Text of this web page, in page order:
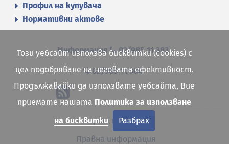
Профил на купувача
Нормативни актове
Информация 02/985 11 383
02/985 11 384
Карта на сайта
Правна информация
Този уебсайт използва бисквитки (cookies) с
цел подобряване на неговата ефективност.
Продължавайки да използвате уебсайта, Вие
приемате нашата Политика за използване
на бисквитки
Разбрах